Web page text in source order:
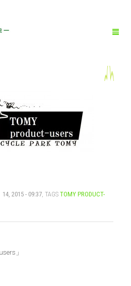
14, 2015 - 09:37, TAGS TOMY PRODUCT-
」